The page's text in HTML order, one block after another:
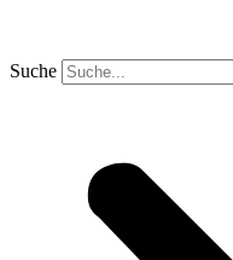
Suche